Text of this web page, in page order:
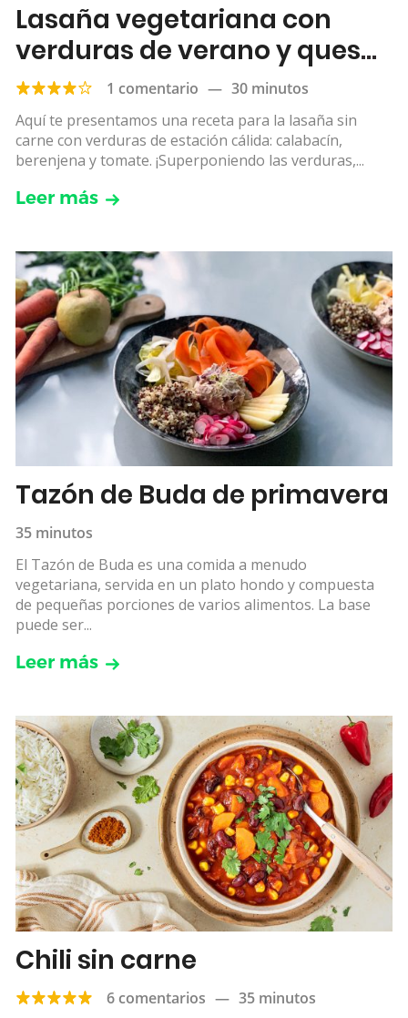
Lasaña vegetariana con
verduras de verano y queso
ricotta
1 comentario — 30 minutos
Aquí te presentamos una receta para la lasaña sin
carne con verduras de estación cálida: calabacín,
berenjena y tomate. ¡Superponiendo las verduras,...
Leer más
Tazón de Buda de primavera
35 minutos
El Tazón de Buda es una comida a menudo
vegetariana, servida en un plato hondo y compuesta
de pequeñas porciones de varios alimentos. La base
puede ser...
Leer más
Chili sin carne
6 comentarios — 35 minutos